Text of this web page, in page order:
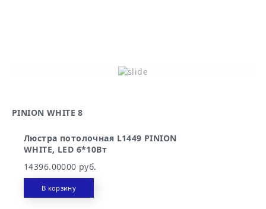
PINION WHITE 8
Люстра потолочная L1449 PINION
WHITE, LED 6*10Вт
14396.00000 руб.
В корзину